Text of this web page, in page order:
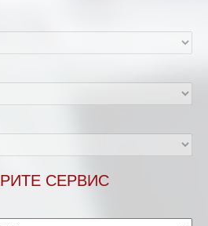
Москва и Московская область
СЕРВИС